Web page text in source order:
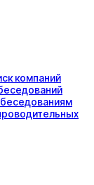
компаний